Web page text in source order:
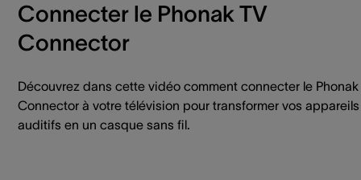
Connecter le Phonak TV
Connector
Découvrez dans cette vidéo comment connecter le Phonak
Connector à votre télévision pour transformer vos appareils
auditifs en un casque sans fil.